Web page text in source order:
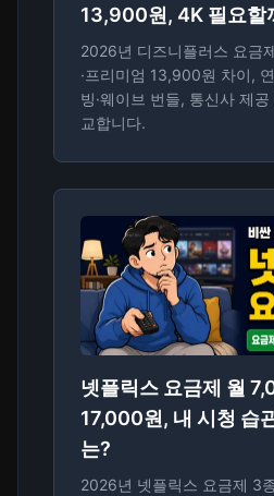
13,900원, 4K 필요할
2026년 디즈니플러스 요금
·프리미엄 13,900원 차이,
빙·웨이브 번들, 통신사 제
교합니다.
넷플릭스 요금제 월
17,000원, 내 시청 습
는?
2026년 넷플릭스 요금제 3